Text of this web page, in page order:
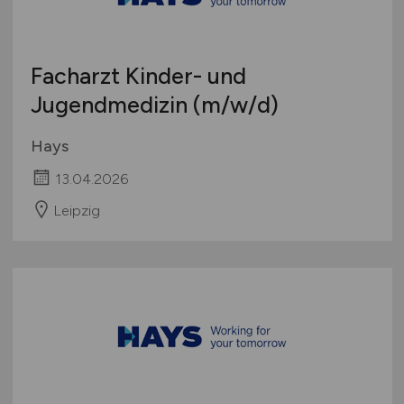
Mecklenburg-Vorpommern
Niedersachsen
Rheinland-Pfalz
Saarland
Sachsen
Facharzt Kinder- und
Jugendmedizin (m/w/d)
Hays
13.04.2026
Leipzig